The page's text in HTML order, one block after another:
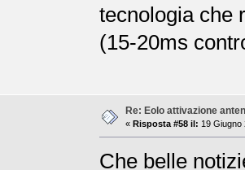
tecnologia che
(15-20ms
Re: Eolo attivazione
« Risposta #58 il: 19 Giugno
Che belle